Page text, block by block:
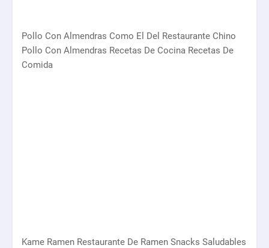
Pollo Con Almendras Como El Del Restaurante Chino
Pollo Con Almendras Recetas De Cocina Recetas De
Comida
Kame Ramen Restaurante De Ramen Snacks Saludables